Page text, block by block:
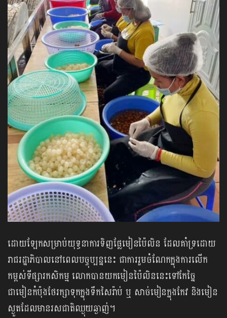
ដោយឡែកសម្រាប់យុទ្ធនាការទិញផ្លែមៀនប៉ៃលិន ដែលគាំទ្រដោយ
រាជរដ្ឋាភិបាលនៅពេលបច្ចុប្បន្ននេះ ជាការរួមចំណែកក្នុងការលើក
កម្ពស់ទីផ្សារកសិកម្ម លោកបានយកមៀនប៉ៃលិននេះទៅកែច្នៃ
ជាមៀនកំប៉ុងថែរក្សាទុកក្នុងទឹកសៃរ៉ាប់ ឬ សាច់មៀនក្នុងកែវ និងមៀន
ស្ងួតដែលមានរសជាតិឈ្ងុយឆ្ងាញ់។